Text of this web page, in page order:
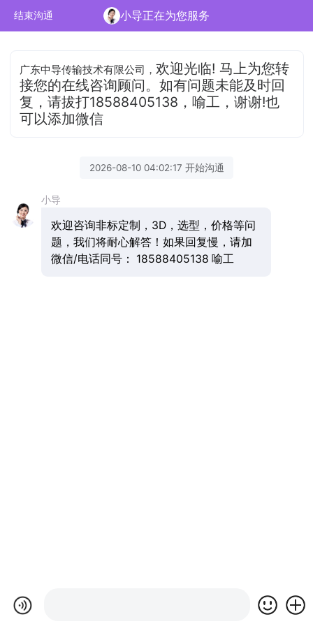
结束沟通 小导正在为您服务
广东中导传输技术有限公司，欢迎光临! 马上为您转
接您的在线咨询顾问。如有问题未能及时回
复，请拔打18588405138，喻工，谢谢!也
可以添加微信
2026-08-10 04:02:17 开始沟通
小导
欢迎咨询非标定制，3D，选型，价格等问
题，我们将耐心解答！如果回复慢，请加
微信/电话同号： 18588405138 喻工